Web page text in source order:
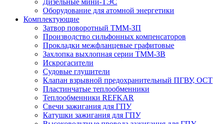
Оборудование для атомной энергетики
Комплектующие
Затвор поворотный ТММ-ЗП
Производство сильфонных компенсаторов
Прокладки межфланцевые графитовые
Захлопка выхлопная серии ТММ-ЗВ
Искрогасители
Судовые глушители
Клапан взрывной предохранительный ПГВУ, ОСТ
Пластинчатые теплообменники
Теплообменники REFKAR
Свечи зажигания для ГПУ
Катушки зажигания для ГПУ